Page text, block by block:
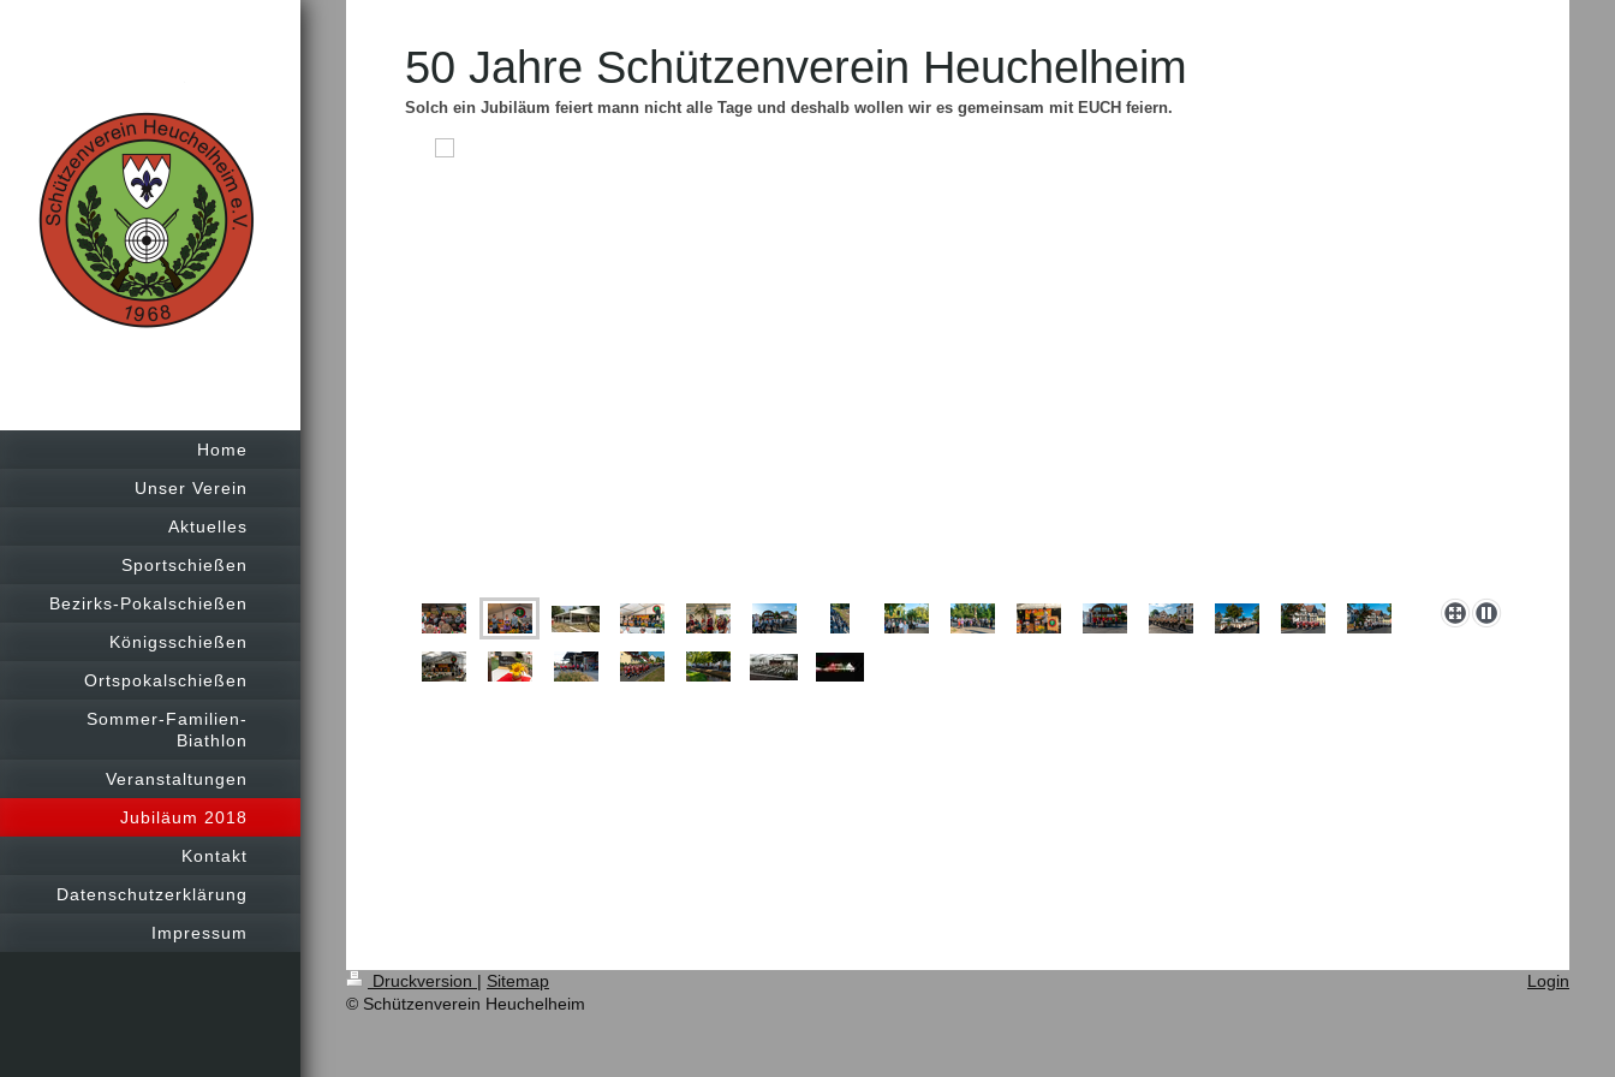
Home
Unser Verein
Aktuelles
Sportschießen
Bezirks-Pokalschießen
Königsschießen
Ortspokalschießen
Sommer-Familien-
Biathlon
Veranstaltungen
Jubiläum 2018
Kontakt
Datenschutzerklärung
Impressum
50 Jahre Schützenverein Heuchelheim
Solch ein Jubiläum feiert mann nicht alle Tage und deshalb wollen wir es gemeinsam mit EUCH feiern.
Druckversion | Sitemap
© Schützenverein Heuchelheim
Login